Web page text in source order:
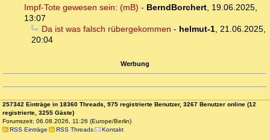
Impf-Tote gewesen sein: (mB) - BerndBorchert, 19.06.2025,
13:07
Da ist was falsch rübergekommen - helmut-1, 21.06.2025,
20:04
Werbung
257342 Einträge in 18360 Threads, 975 registrierte Benutzer, 3267 Benutzer online (12
registrierte, 3255 Gäste)
Forumszeit: 06.08.2026, 11:26 (Europe/Berlin)
RSS Einträge
RSS Threads Kontakt